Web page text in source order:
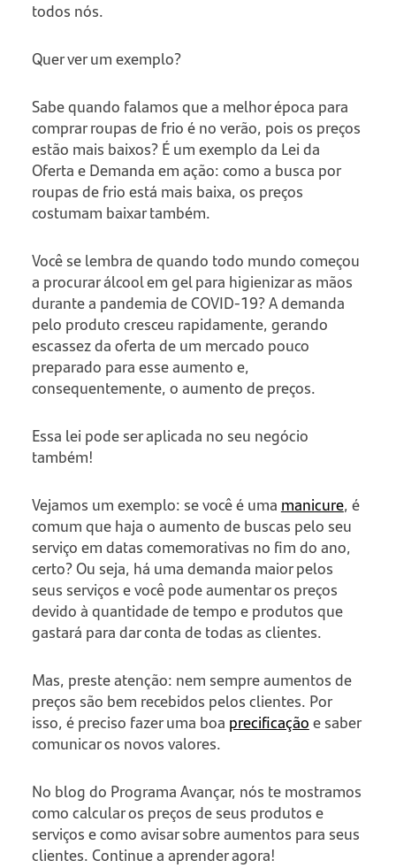
todos nós.
Quer ver um exemplo?
Sabe quando falamos que a melhor época para
comprar roupas de frio é no verão, pois os preços
estão mais baixos? É um exemplo da Lei da
Oferta e Demanda em ação: como a busca por
roupas de frio está mais baixa, os preços
costumam baixar também.
Você se lembra de quando todo mundo começou
a procurar álcool em gel para higienizar as mãos
durante a pandemia de COVID-19? A demanda
pelo produto cresceu rapidamente, gerando
escassez da oferta de um mercado pouco
preparado para esse aumento e,
consequentemente, o aumento de preços.
Essa lei pode ser aplicada no seu negócio
também!
Vejamos um exemplo: se você é uma manicure, é
comum que haja o aumento de buscas pelo seu
serviço em datas comemorativas no fim do ano,
certo? Ou seja, há uma demanda maior pelos
seus serviços e você pode aumentar os preços
devido à quantidade de tempo e produtos que
gastará para dar conta de todas as clientes.
Mas, preste atenção: nem sempre aumentos de
preços são bem recebidos pelos clientes. Por
isso, é preciso fazer uma boa precificaçãoe saber
comunicar os novos valores.
No blog do Programa Avançar, nós te mostramos
como calcular os preços de seus produtos e
serviços e como avisar sobre aumentos para seus
clientes. Continue a aprender agora!